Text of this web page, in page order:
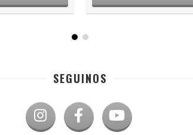
SEGUINOS